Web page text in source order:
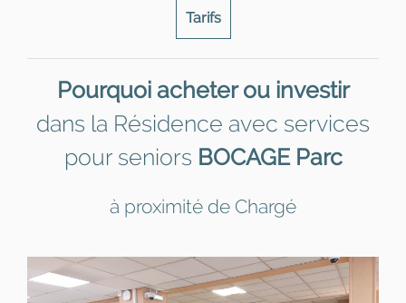
Tarifs
Pourquoi acheter ou investir
dans la Résidence avec services
pour seniors BOCAGE Parc
à proximité de Chargé